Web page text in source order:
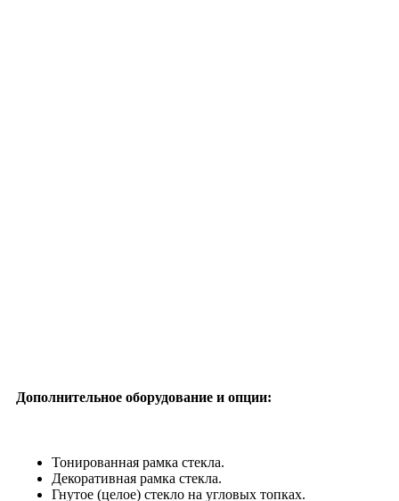
Дополнительное оборудование и опции:
Тонированная рамка стекла.
Декоративная рамка стекла.
Гнутое (целое) стекло на угловых топках.